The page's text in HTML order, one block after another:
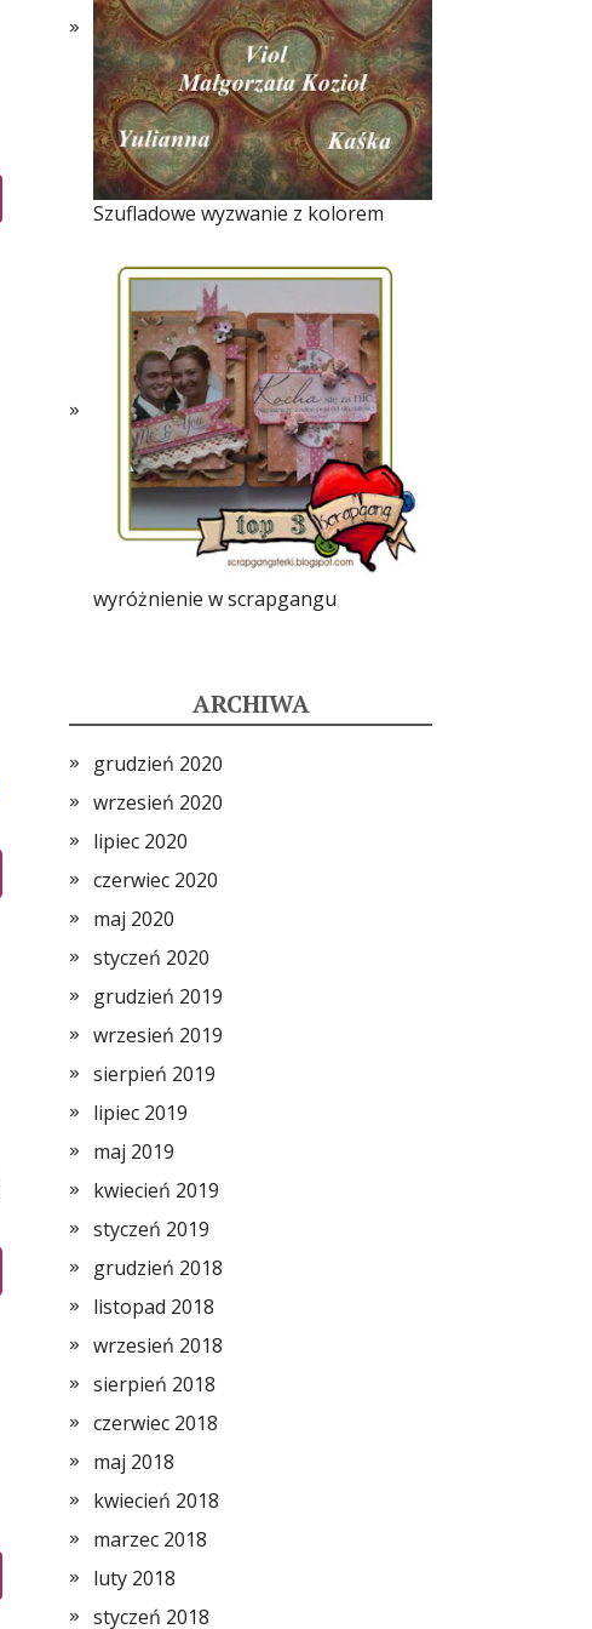
Szufladowe wyzwanie z kolorem
wyróżnienie w scrapgangu
ARCHIWA
grudzień 2020
wrzesień 2020
lipiec 2020
czerwiec 2020
maj 2020
styczeń 2020
grudzień 2019
wrzesień 2019
sierpień 2019
lipiec 2019
maj 2019
kwiecień 2019
styczeń 2019
grudzień 2018
listopad 2018
wrzesień 2018
sierpień 2018
czerwiec 2018
maj 2018
kwiecień 2018
marzec 2018
luty 2018
styczeń 2018